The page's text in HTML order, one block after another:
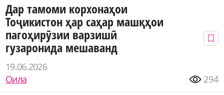
Дар тамоми корхонаҳои
Тоҷикистон ҳар саҳар машқҳои
пагоҳирӯзии варзишӣ
гузаронида мешаванд
19.06.2026
Оила
294